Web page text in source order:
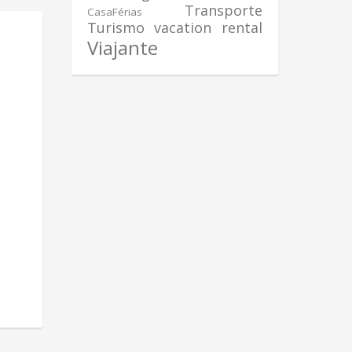
CasaFérias
Transporte
Turismo vacation rental
Viajante